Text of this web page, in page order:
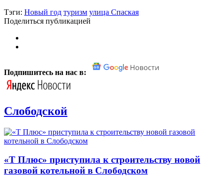
Тэги: Новый год туризм улица Спаская
Поделиться публикацией
Подпишитесь на нас в:
Слободской
«Т Плюс» приступила к строительству новой
газовой котельной в Слободском